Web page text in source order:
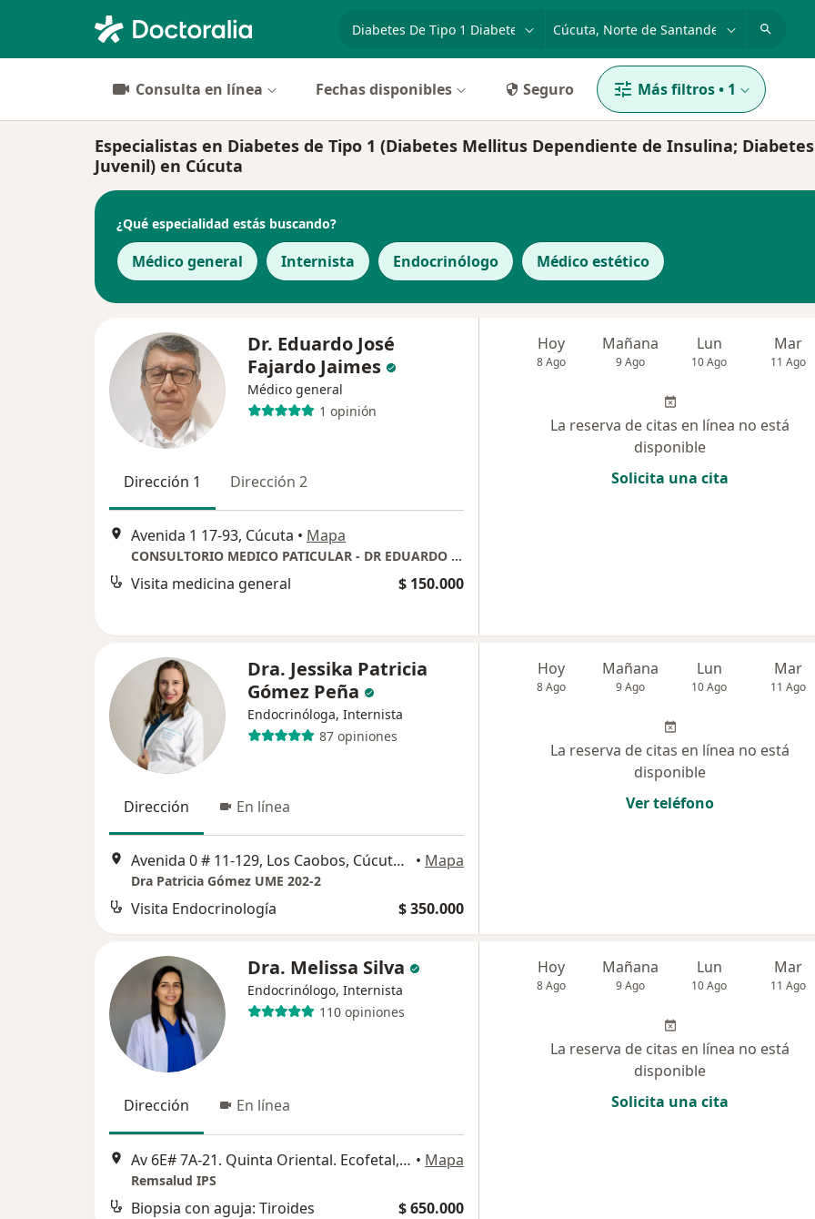
especialidad, enfermedad o nombrep. ej. Bogotá
Consulta en línea Fechas disponibles Seguro Más filtros• 1
Especialistas en Diabetes de Tipo 1 (Diabetes Mellitus Dependiente de Insulina; Diabetes
Juvenil) en Cúcuta
¿Qué especialidad estás buscando?
Médico general Internista Endocrinólogo Médico estético
Dr. Eduardo José
Fajardo Jaimes
Médico general
1 opinión
Dirección 1 Dirección 2
Avenida 1 17-93, Cúcuta • Mapa
CONSULTORIO MEDICO PATICULAR - DR EDUARDO JOSE FAJARDO JAIMES
Visita medicina general $ 150.000
Hoy
8 Ago
Mañana
9 Ago
Lun
10 Ago
Mar
11 Ago
La reserva de citas en línea no está
disponible
Solicita una cita
Dra. Jessika Patricia
Gómez Peña
Endocrinóloga, Internista
87 opiniones
Dirección En línea
Avenida 0 # 11-129, Los Caobos, Cúcuta, Cúcuta • Mapa
Dra Patricia Gómez UME 202-2
Visita Endocrinología $ 350.000
Hoy
8 Ago
Mañana
9 Ago
Lun
10 Ago
Mar
11 Ago
La reserva de citas en línea no está
disponible
Ver teléfono
Dra. Melissa Silva
Endocrinólogo, Internista
110 opiniones
Dirección En línea
Av 6E# 7A-21. Quinta Oriental. Ecofetal, Cúcuta • Mapa
Remsalud IPS
Biopsia con aguja: Tiroides $ 650.000
Hoy
8 Ago
Mañana
9 Ago
Lun
10 Ago
Mar
11 Ago
La reserva de citas en línea no está
disponible
Solicita una cita